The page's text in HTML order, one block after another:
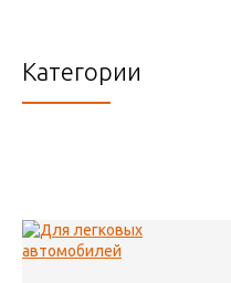
Категории